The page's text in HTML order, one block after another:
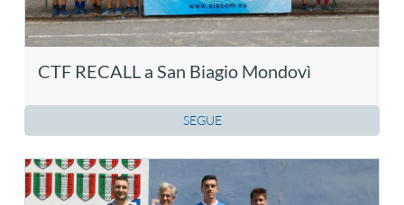
CTF RECALL a San Biagio Mondovì
SEGUE